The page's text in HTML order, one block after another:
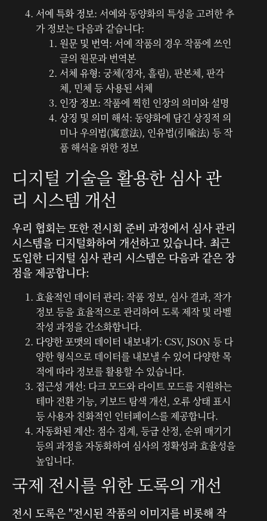
서예 특화 정보: 서예와 동양화의 특성을 고려한 추
가 정보는 다음과 같습니다:
원문 및 번역: 서예 작품의 경우 작품에 쓰인
글의 원문과 번역본
서체 유형: 궁체(정자, 흘림), 판본체, 판각
체, 민체 등 사용된 서체
인장 정보: 작품에 찍힌 인장의 의미와 설명
상징 및 의미 해석: 동양화에 담긴 상징적 의
미나 우의법(寓意法), 인유법(引喩法) 등 작
품 해석을 위한 정보
디지털 기술을 활용한 심사 관
리 시스템 개선
우리 협회는 또한 전시회 준비 과정에서 심사 관리
시스템을 디지털화하여 개선하고 있습니다. 최근
도입한 디지털 심사 관리 시스템은 다음과 같은 장
점을 제공합니다:
효율적인 데이터 관리: 작품 정보, 심사 결과, 작가
정보 등을 효율적으로 관리하여 도록 제작 및 라벨
작성 과정을 간소화합니다.
다양한 포맷의 데이터 내보내기: CSV, JSON 등 다
양한 형식으로 데이터를 내보낼 수 있어 다양한 목
적에 따라 정보를 활용할 수 있습니다.
접근성 개선: 다크 모드와 라이트 모드를 지원하는
테마 전환 기능, 키보드 탐색 개선, 오류 상태 표시
등 사용자 친화적인 인터페이스를 제공합니다.
자동화된 계산: 점수 집계, 등급 산정, 순위 매기기
등의 과정을 자동화하여 심사의 정확성과 효율성을
높입니다.
국제 전시를 위한 도록의 개선
전시 도록은 "전시된 작품의 이미지를 비롯해 작